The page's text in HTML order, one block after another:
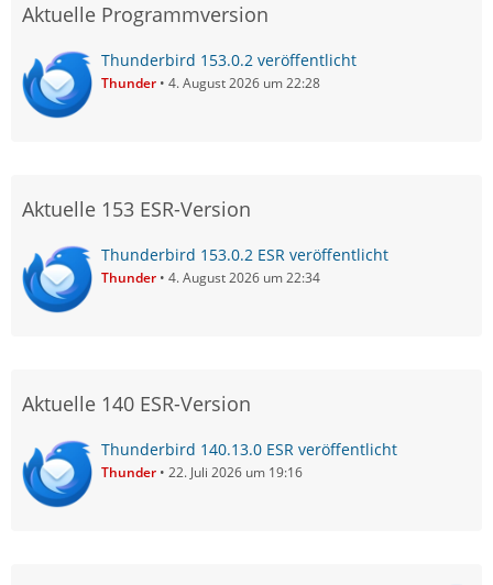
Aktuelle Programmversion
Thunderbird 153.0.2 veröffentlicht
Thunder 4. August 2026 um 22:28
Aktuelle 153 ESR-Version
Thunderbird 153.0.2 ESR veröffentlicht
Thunder 4. August 2026 um 22:34
Aktuelle 140 ESR-Version
Thunderbird 140.13.0 ESR veröffentlicht
Thunder 22. Juli 2026 um 19:16